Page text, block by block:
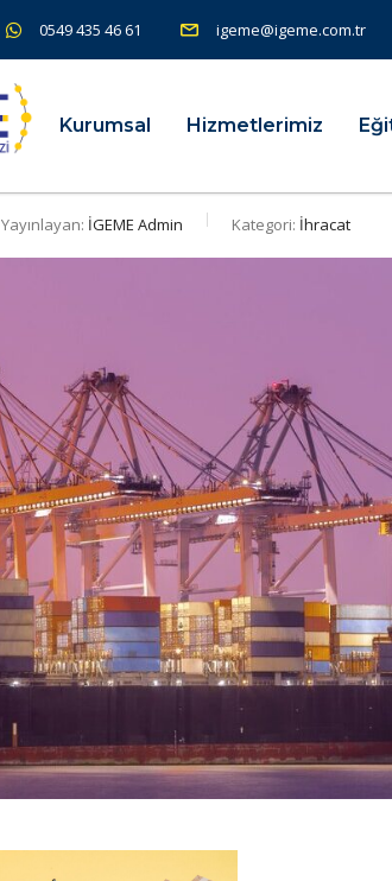
0549 435 46 61 igeme@igeme.com.tr
Kurumsal Hizmetlerimiz
Yayınlayan: İGEME Admin Kategori: İhracat